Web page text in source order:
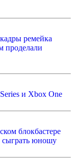
ремейка
проделали
и Xbox One
блокбастере
юношу